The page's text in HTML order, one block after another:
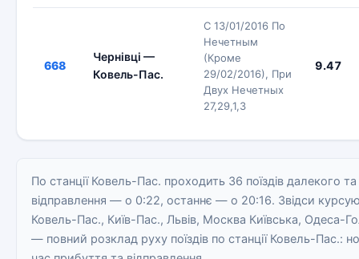
668
Чернівці —
Ковель-Пас.
С 13/01/2016 По
Нечетным
(Кроме
29/02/2016), При
Двух Нечетных
27,29,1,3
9.47
По станції Ковель-Пас. проходить 36 поїздів далекого
відправлення — о 0:22, останнє — о 20:16. Звідси
Ковель-Пас., Київ-Пас., Львів, Москва Київська, Одеса-
— повний розклад руху поїздів по станції Ковель-Пас.: